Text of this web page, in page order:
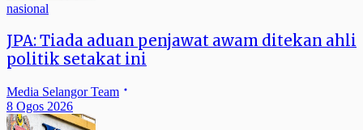
nasional
JPA: Tiada aduan penjawat awam ditekan ahli
politik setakat ini
Media Selangor Team
8 Ogos 2026